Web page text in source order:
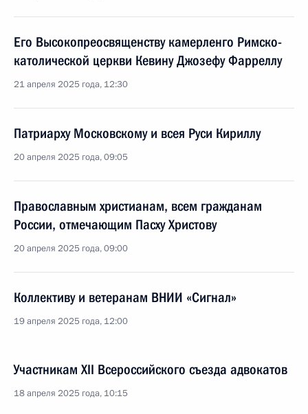
Его Высокопреосвященству камерленго Римско-
католической церкви Кевину Джозефу Фарреллу
21 апреля 2025 года, 12:30
Патриарху Московскому и всея Руси Кириллу
20 апреля 2025 года, 09:05
Православным христианам, всем гражданам
России, отмечающим Пасху Христову
20 апреля 2025 года, 09:00
Коллективу и ветеранам ВНИИ «Сигнал»
19 апреля 2025 года, 12:00
Участникам XII Всероссийского съезда адвокатов
18 апреля 2025 года, 10:15